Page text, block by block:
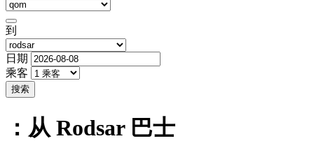
到
日期
乘客
搜索
：从 Rodsar 巴士